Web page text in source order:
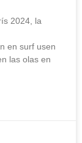
2024, la
en surf usen
las olas en